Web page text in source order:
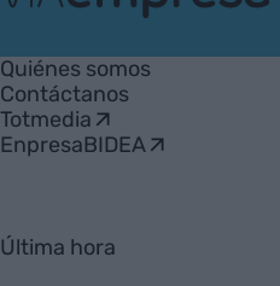
Empresa
Quiénes somos
Contáctanos
Totmedia
EnpresaBIDEA
Última hora